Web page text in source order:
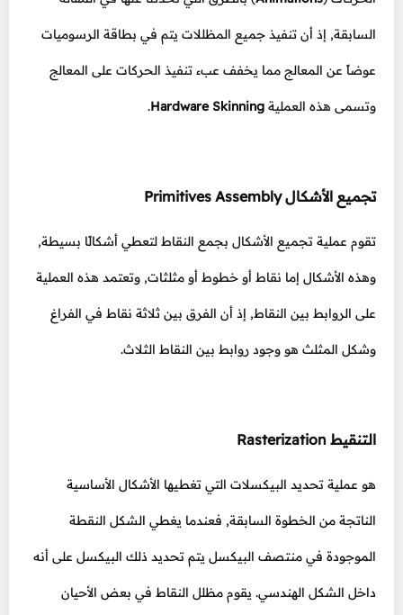
السابقة, إذ أن تنفيذ جميع المظللات يتم في بطاقة الرسوميات
عوضاً عن المعالج مما يخفف عبء تنفيذ الحركات على المعالج
وتسمى هذه العملية Hardware Skinning
.
تجميع الأشكال Primitives Assembly
تقوم عملية تجميع الأشكال بجمع النقاط لتعطي أشكالًا بسيطة,
وهذه الأشكال إما نقاط أو خطوط أو مثلثات, وتعتمد هذه العملية
على الروابط بين النقاط, إذ أن الفرق بين ثلاثة نقاط في الفراغ
وشكل المثلث هو وجود روابط بين النقاط الثلاث.
التنقيط Rasterization
هو عملية تحديد البيكسلات التي تغطيها الأشكال الأساسية
الناتجة من الخطوة السابقة, فعندما يغطي الشكل النقطة
الموجودة في منتصف البيكسل يتم تحديد ذلك البيكسل على أنه
داخل الشكل الهندسي. يقوم مظلل النقاط في بعض الأحيان